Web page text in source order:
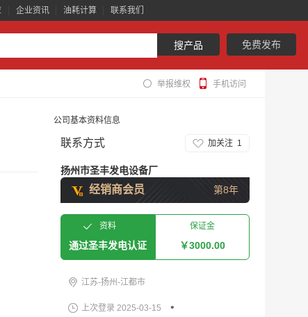
企业资讯 油耗计算 联系我们
搜产品 免费发布
手机访问
举报维权
公司基本资料信息
联系方式 加关注 1
扬州市圣丰发电设备厂
经销商会员 第8年
资料
通过圣丰发电认证
保证金
￥3000.00
江苏-扬州-江都市
上次登录 2025-03-15 •